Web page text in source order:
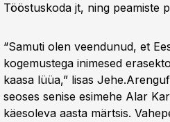
Tööstuskoda jt, ning peamiste
“Samuti olen veendunud, et
kogemustega inimesed
kaasa lüüa,” lisas
seoses senise esimehe Alar
käesoleva aasta märtsis.